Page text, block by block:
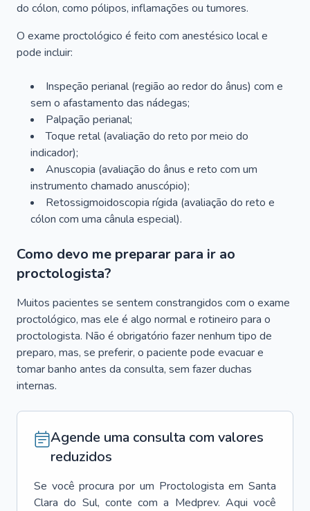
do cólon, como pólipos, inflamações ou tumores.
O exame proctológico é feito com anestésico local e
pode incluir:
Inspeção perianal (região ao redor do ânus) com e
sem o afastamento das nádegas;
Palpação perianal;
Toque retal (avaliação do reto por meio do
indicador);
Anuscopia (avaliação do ânus e reto com um
instrumento chamado anuscópio);
Retossigmoidoscopia rígida (avaliação do reto e
cólon com uma cânula especial).
Como devo me preparar para ir ao
proctologista?
Muitos pacientes se sentem constrangidos com o exame
proctológico, mas ele é algo normal e rotineiro para o
proctologista. Não é obrigatório fazer nenhum tipo de
preparo, mas, se preferir, o paciente pode evacuar e
tomar banho antes da consulta, sem fazer duchas
internas.
Agende uma consulta com valores
reduzidos
Se você procura por um Proctologista em Santa
Clara do Sul, conte com a Medprev. Aqui você